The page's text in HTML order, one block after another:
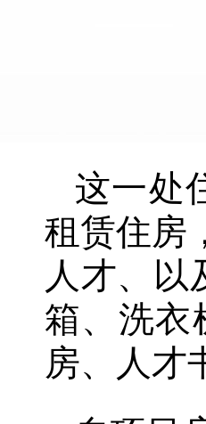
这一处
租赁住房
人才、以
箱、洗衣
房、人才